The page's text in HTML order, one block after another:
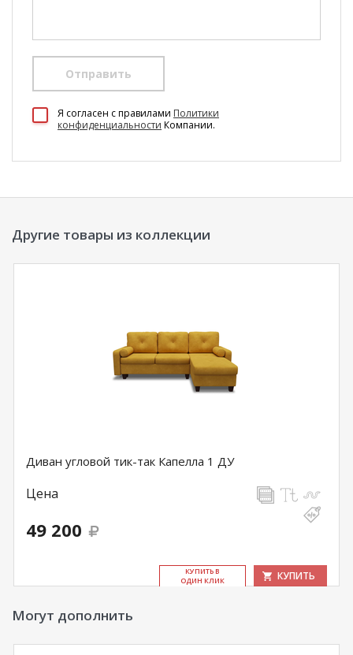
Отправить
Я согласен c правилами Политики
конфиденциальности Компании.
Другие товары из коллекции
Диван угловой тик-так Капелла 1 ДУ
Цена
49 200
КУ­ПИТЬ В
ОДИН КЛИК
КУПИТЬ
Могут дополнить